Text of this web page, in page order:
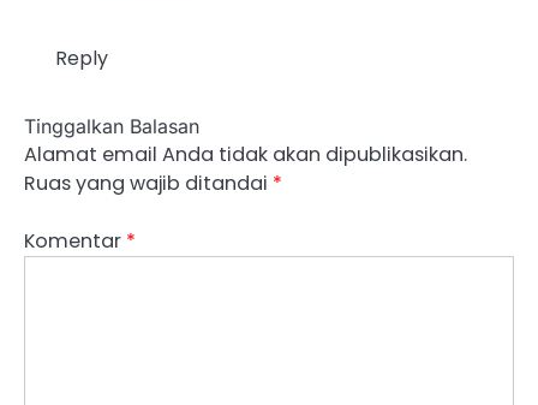
Reply
Tinggalkan Balasan
Alamat email Anda tidak akan dipublikasikan.
Ruas yang wajib ditandai *
Komentar *